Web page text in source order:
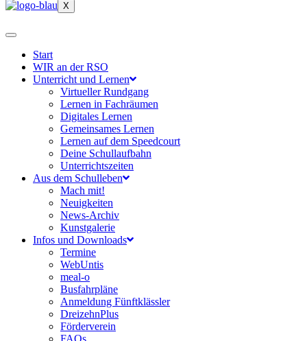
X
Start
WIR an der RSO
Unterricht und Lernen
Virtueller Rundgang
Lernen in Fachräumen
Digitales Lernen
Gemeinsames Lernen
Lernen auf dem Speedcourt
Deine Schullaufbahn
Unterrichtszeiten
Aus dem Schulleben
Mach mit!
Neuigkeiten
News-Archiv
Kunstgalerie
Infos und Downloads
Termine
WebUntis
meal-o
Busfahrpläne
Anmeldung Fünftklässler
DreizehnPlus
Förderverein